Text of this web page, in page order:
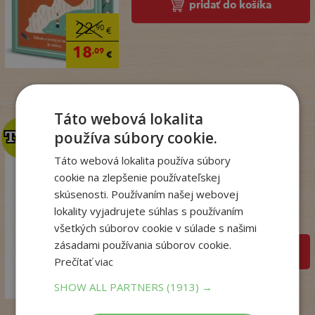
22,90€
18,09€
pridať do košíka
18,99 €
14 €
TOP
TOP
Talianske tajomstvo
lásky
Winterová Lea
Na sklade
pridať do košíka
Táto webová lokalita
používa súbory cookie.
Táto webová lokalita používa súbory
cookie na zlepšenie používateľskej
skúsenosti. Používaním našej webovej
lokality vyjadrujete súhlas s používaním
všetkých súborov cookie v súlade s našimi
zásadami používania súborov cookie.
Prečítať viac
SHOW ALL PARTNERS(1913) →